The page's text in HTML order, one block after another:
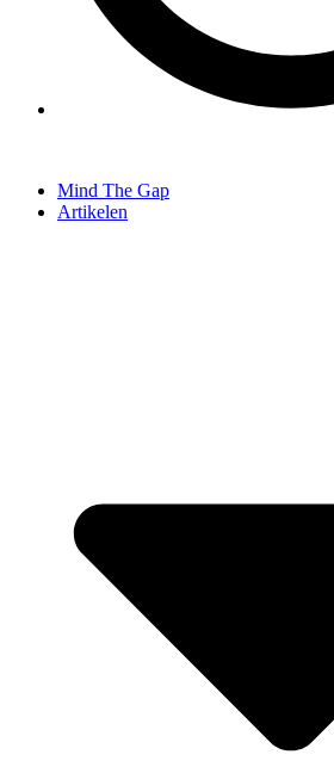
Mind The Gap
Artikelen